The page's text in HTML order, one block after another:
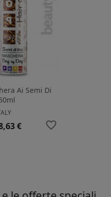
Ai Semi Di
€ favorite_border